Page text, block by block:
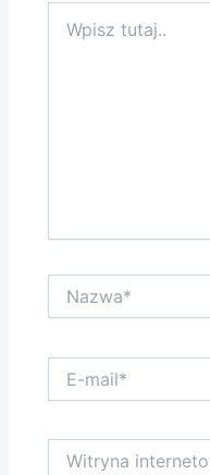
tutaj..
mail*
internetowa